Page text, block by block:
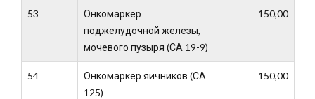
53
Онкомаркер
поджелудочной железы,
мочевого пузыря (СА 19-9)
150,00
54
Онкомаркер яичников (СА
125)
150,00